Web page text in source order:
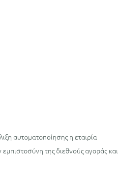
αυτοματοποίησης η εταιρία
της διεθνούς αγοράς και